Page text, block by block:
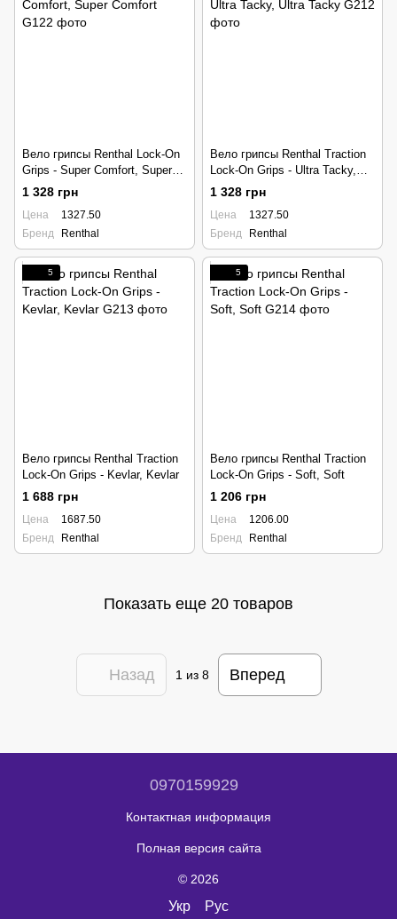
Вело грипсы Renthal Lock-On
Grips - Super Comfort, Super
Comfort
1 328 грн
Цена
1327.50
Бренд
Renthal
Вело грипсы Renthal Traction
Lock-On Grips - Ultra Tacky,
Ultra Tacky
1 328 грн
Цена
1327.50
Бренд
Renthal
5
Вело грипсы Renthal Traction
Lock-On Grips - Kevlar, Kevlar
1 688 грн
Цена
1687.50
Бренд
Renthal
5
Вело грипсы Renthal Traction
Lock-On Grips - Soft, Soft
1 206 грн
Цена
1206.00
Бренд
Renthal
Показать еще 20 товаров
Назад 1из 8 Вперед
0970159929
Контактная информация
Полная версия сайта
© 2026
Укр Рус